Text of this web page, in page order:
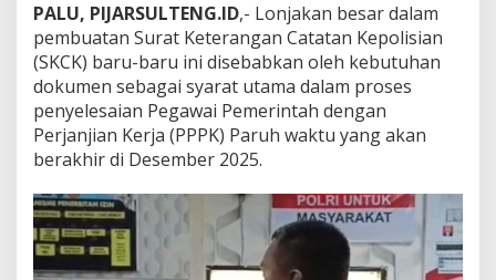
i
n
g
a
t
k
a
P
e
l
y
PALU, PIJARSULTENG.ID,- Lonjakan besar dalam
pembuatan Surat Keterangan Catatan Kepolisian
(SKCK) baru-baru ini disebabkan oleh kebutuhan
dokumen sebagai syarat utama dalam proses
penyelesaian Pegawai Pemerintah dengan
Perjanjian Kerja (PPPK) Paruh waktu yang akan
berakhir di Desember 2025.